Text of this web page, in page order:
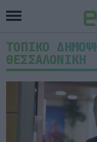
ΤΟΠΙΚΟ
ΘΕΣΣΑΛΟΝΙΚΗ